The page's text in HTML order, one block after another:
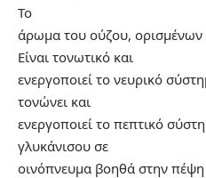
Το
άρωμα του ούζου, ορισμένων
Είναι τονωτικό και
ενεργοποιεί το νευρικό
τονώνει και
ενεργοποιεί το πεπτικό
γλυκάνισου σε
οινόπνευμα βοηθά στην